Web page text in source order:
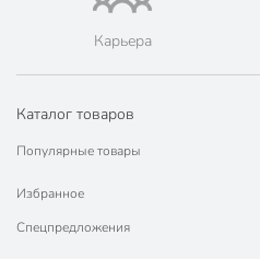
Карьера
Каталог товаров
Популярные товары
Избранное
Спецпредложения